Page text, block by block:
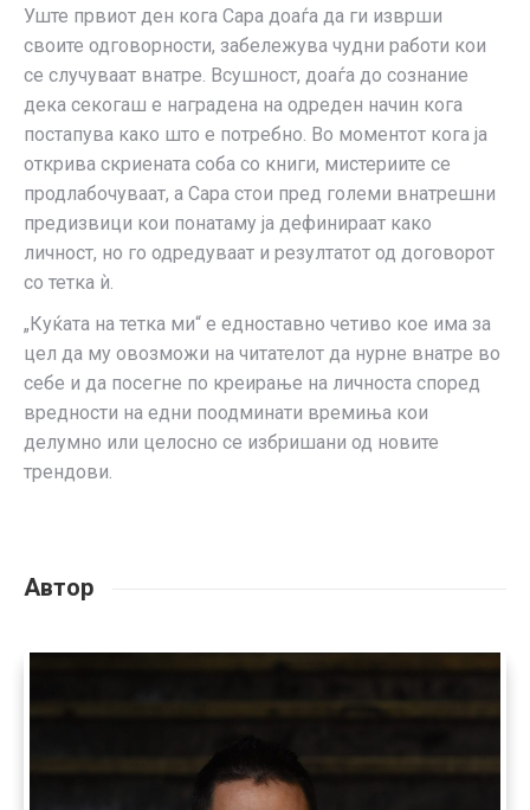
Уште првиот ден кога Сара доаѓа да ги изврши
своите одговорности, забележува чудни работи кои
се случуваат внатре. Всушност, доаѓа до сознание
дека секогаш е наградена на одреден начин кога
постапува како што е потребно. Во моментот кога ја
открива скриената соба со книги, мистериите се
продлабочуваат, а Сара стои пред големи внатрешни
предизвици кои понатаму ја дефинираат како
личност, но го одредуваат и резултатот од договорот
со тетка ѝ.
„Куќата на тетка ми“ е едноставно четиво кое има за
цел да му овозможи на читателот да нурне внатре во
себе и да посегне по креирање на личноста според
вредности на едни поодминати времиња кои
делумно или целосно се избришани од новите
трендови.
Автор